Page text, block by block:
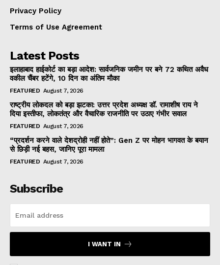
Privacy Policy
Terms of Use Agreement
Latest Posts
इलाहाबाद हाईकोर्ट का बड़ा आदेश: सार्वजनिक जमीन पर बने 72 कथित अवैध
वकील चैंबर हटेंगे, 10 दिन का अंतिम मौका
FEATURED August 7, 2026
राष्ट्रीय लोकदल को बड़ा झटका: उत्तर प्रदेश अध्यक्ष डॉ. रामाशीष राय ने
दिया इस्तीफा, लोकतंत्र और वैचारिक राजनीति पर उठाए गंभीर सवाल
FEATURED August 7, 2026
“प्रदर्शन करने वाले देशद्रोही नहीं होते”: Gen Z पर मोहन भागवत के बयान
से छिड़ी नई बहस, जानिए पूरा मामला
FEATURED August 7, 2026
Subscribe
I WANT IN